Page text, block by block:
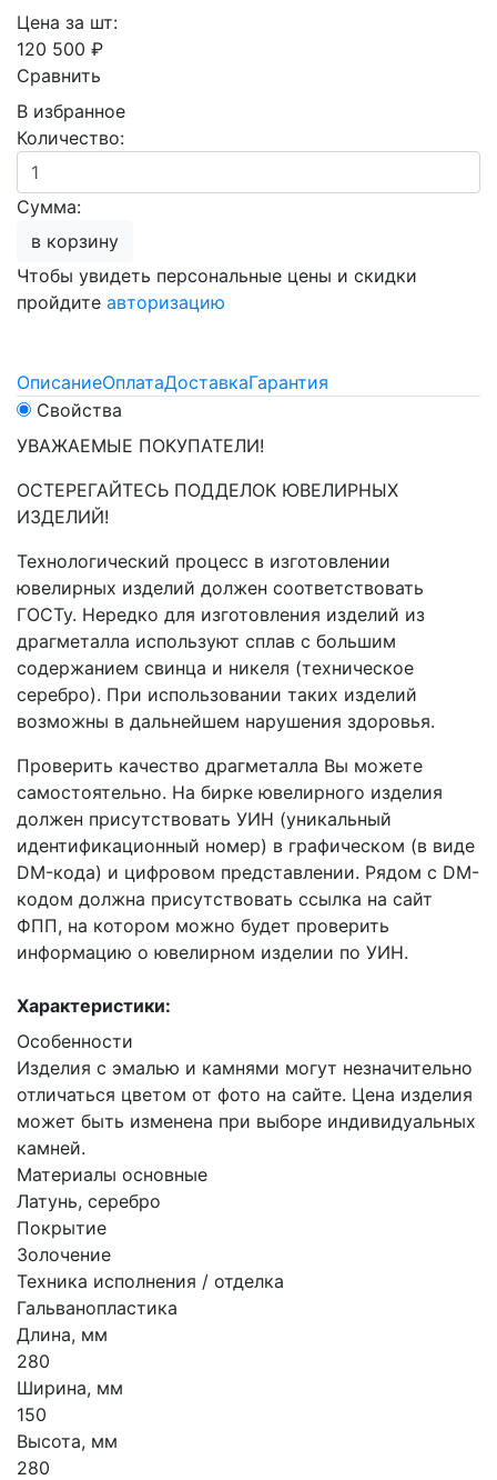
Цена за шт:
120 500 ₽
Сравнить
В избранное
Количество:
Сумма:
в корзину
Чтобы увидеть персональные цены и скидки
пройдите авторизацию
ОписаниеОплатаДоставкаГарантия
Свойства
УВАЖАЕМЫЕ ПОКУПАТЕЛИ!
ОСТЕРЕГАЙТЕСЬ ПОДДЕЛОК ЮВЕЛИРНЫХ
ИЗДЕЛИЙ!
Технологический процесс в изготовлении
ювелирных изделий должен соответствовать
ГОСТу. Нередко для изготовления изделий из
драгметалла используют сплав с большим
содержанием свинца и никеля (техническое
серебро). При использовании таких изделий
возможны в дальнейшем нарушения здоровья.
Проверить качество драгметалла Вы можете
самостоятельно. На бирке ювелирного изделия
должен присутствовать УИН (уникальный
идентификационный номер) в графическом (в виде
DM-кода) и цифровом представлении. Рядом с DM-
кодом должна присутствовать ссылка на сайт
ФПП, на котором можно будет проверить
информацию о ювелирном изделии по УИН.
Характеристики:
Особенности
Изделия с эмалью и камнями могут незначительно
отличаться цветом от фото на сайте. Цена изделия
может быть изменена при выборе индивидуальных
камней.
Материалы основные
Латунь, серебро
Покрытие
Золочение
Техника исполнения / отделка
Гальванопластика
Длина, мм
280
Ширина, мм
150
Высота, мм
280